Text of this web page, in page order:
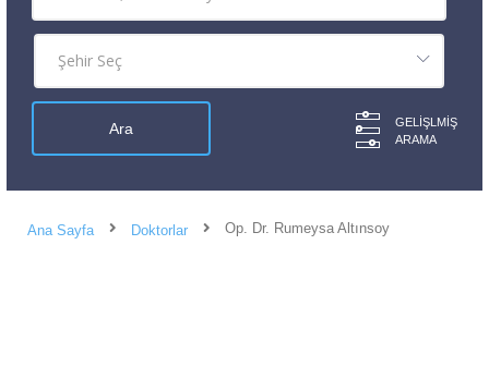
GELIŞLMIŞ
ARAMA
Ana Sayfa Doktorlar Op. Dr. Rumeysa Altınsoy